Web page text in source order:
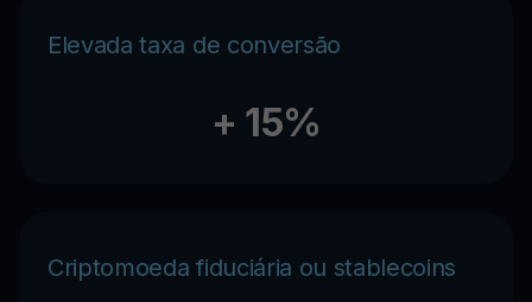
Elevada taxa de conversão
+ 15%
Criptomoeda fiduciária ou stablecoins